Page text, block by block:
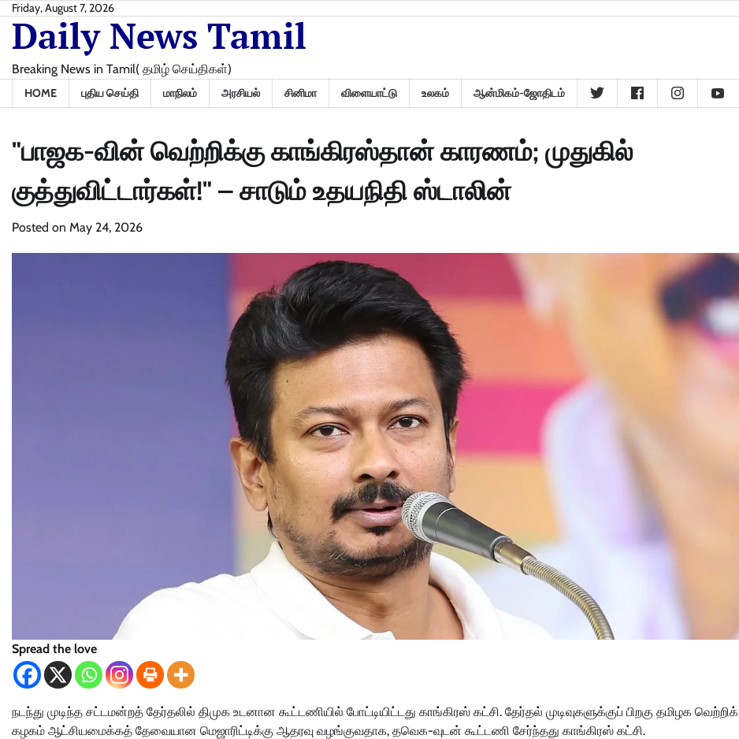
Skip
content
Friday, August 7, 2026
Daily News Tamil
Breaking News in Tamil( தமிழ் செய்திகள்)
HOME புதிய செய்தி மாநிலம் அரசியல் சினிமா விளையாட்டு உலகம் ஆன்மிகம்-ஜோதிடம்
"பாஜக-வின் வெற்றிக்கு காங்கிரஸ்தான் காரணம்; முதுகில்
குத்துவிட்டார்கள்!" – சாடும் உதயநிதி ஸ்டாலின்
Posted on May 24, 2026
Spread the love
நடந்து முடிந்த சட்டமன்றத் தேர்தலில் திமுக உடனான கூட்டணியில் போட்டியிட்டது காங்கிரஸ் கட்சி. தேர்தல் முடிவுகளுக்குப் பிறகு தமிழக வெற்றிக்
கழகம் ஆட்சியமைக்கத் தேவையான மெஜாரிட்டிக்கு ஆதரவு வழங்குவதாக, தவெக-வுடன் கூட்டணி சேர்ந்தது காங்கிரஸ் கட்சி.